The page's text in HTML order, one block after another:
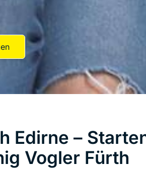
Edirne –
Vogler Fürth